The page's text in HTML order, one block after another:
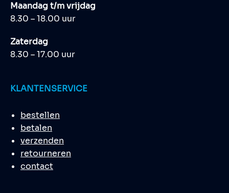
Maandag t/m vrijdag
8.30 – 18.00 uur
Zaterdag
8.30 – 17.00 uur
KLANTENSERVICE
bestellen
betalen
verzenden
retourneren
contact